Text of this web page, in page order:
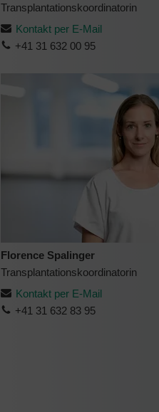
Transplantationskoordinatorin
Kontakt per E-Mail
+41 31 632 00 95
Florence Spalinger
Transplantationskoordinatorin
Kontakt per E-Mail
+41 31 632 83 95